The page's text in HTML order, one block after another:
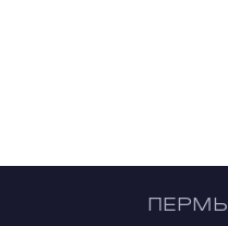
ПЕРМЬ